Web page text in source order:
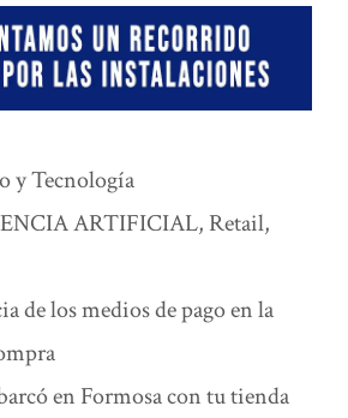
y Tecnología
ARTIFICIAL, Retail,
de los medios de pago en la
en Formosa con tu tienda